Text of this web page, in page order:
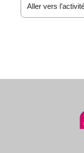
Aller vers l’activité